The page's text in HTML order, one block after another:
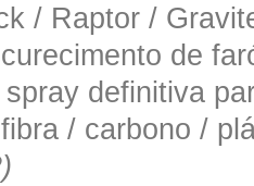
/ Raptor /
de
spray definitiva
/ carbono /